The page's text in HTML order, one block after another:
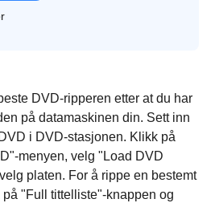
DVD-ripperen etter at du har
på datamaskinen din. Sett inn
i DVD-stasjonen. Klikk på
menyen, velg "Load DVD
platen. For å rippe en bestemt
på "Full tittelliste"-knappen og